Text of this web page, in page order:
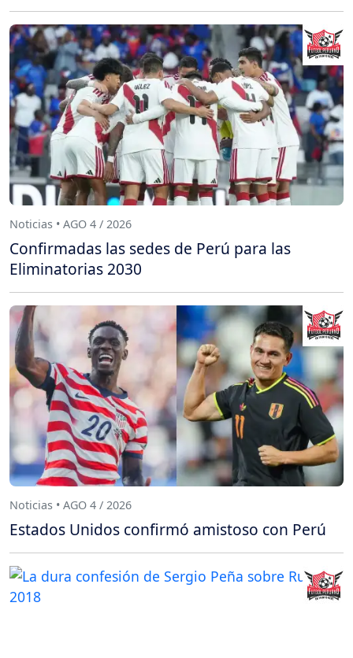
Noticias • AGO 4 / 2026
Confirmadas las sedes de Perú para las
Eliminatorias 2030
Noticias • AGO 4 / 2026
Estados Unidos confirmó amistoso con Perú